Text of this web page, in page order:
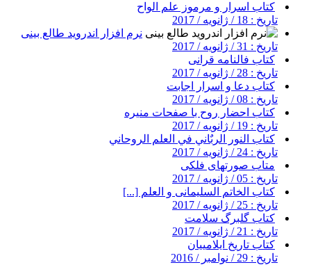
کتاب اسرار و مرموز علم الواح
تاریخ : 18 / ژانویه / 2017
نرم افزار اندروید طالع بینی
تاریخ : 31 / ژانویه / 2017
کتاب فالنامه قرانی
تاریخ : 28 / ژانویه / 2017
کتاب دعا و اسرار اجابت
تاریخ : 08 / ژانویه / 2017
کتاب احضار روح با صفحات منیره
تاریخ : 19 / ژانویه / 2017
کتاب النور الربٌاني في العلم الروحاني
تاریخ : 24 / ژانویه / 2017
متاب صورتهای فلکی
تاریخ : 05 / ژانویه / 2017
کتاب الخاتم السلیمانی و العلم [...]
تاریخ : 25 / ژانویه / 2017
کتاب گلبرگ سلامت
تاریخ : 21 / ژانویه / 2017
کتاب تاریخ ایلامییان
تاریخ : 29 / نوامبر / 2016